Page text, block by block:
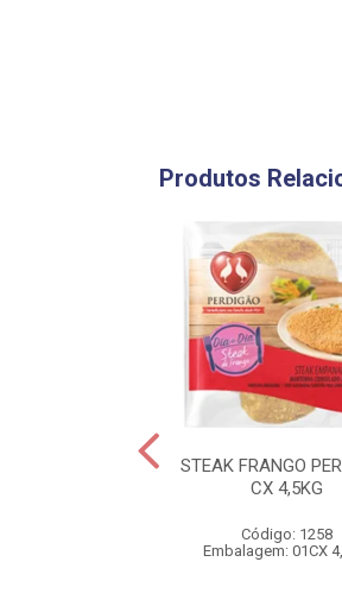
Produtos
STEAK FRANGO
CX 4,5KG
Código: 1258
Embalagem: 01CX